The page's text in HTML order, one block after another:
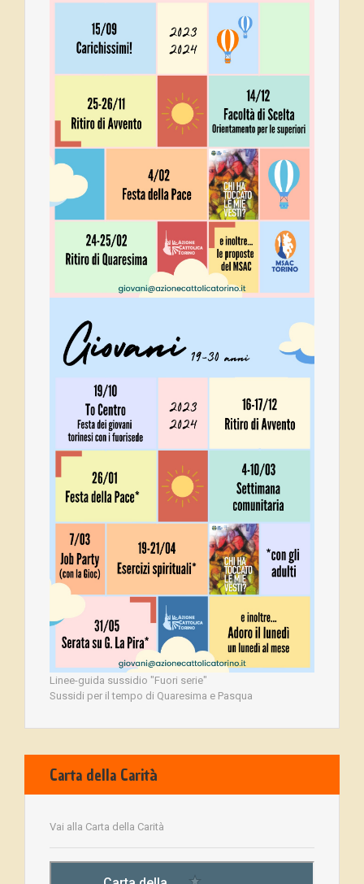
Linee-guida sussidio "Fuori serie"
Sussidi per il tempo di Quaresima e Pasqua
Carta della Carità
Vai alla Carta della Carità